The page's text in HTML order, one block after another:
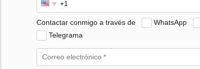
Contactar conmigo a través de WhatsApp
Telegrama